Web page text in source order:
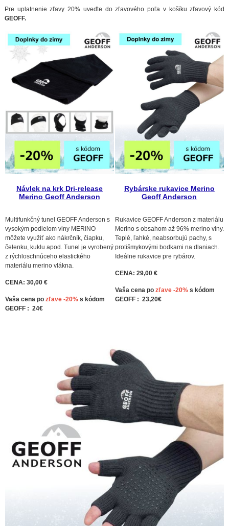
Pre uplatnenie zľavy 20% uveďte do zľavového poľa v košíku zľavový kód
GEOFF.
Návlek na krk Dri-release
Merino Geoff Anderson
Multifunkčný tunel GEOFF Anderson s
vysokým podielom vlny MERINO
môžete využiť ako nákrčník, čiapku,
čelenku, kuklu apod. Tunel je vyrobený
z rýchloschnúceho elastického
materiálu merino vlákna.
CENA: 30,00 €
Vaša cena pozľave -20%s kódom
GEOFF : 24€
Rybárske rukavice Merino
Geoff Anderson
Rukavice GEOFF Anderson z materiálu
Merino s obsahom až 96% merino vlny.
Teplé, ľahké, neabsorbujú pachy, s
protišmykovými bodkami na dlaniach.
Ideálne rukavice pre rybárov.
CENA: 29,00 €
Vaša cena pozľave -20%s kódom
GEOFF : 23,20€